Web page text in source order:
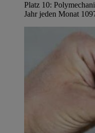
Platz 10:
Jahr jeden Monat